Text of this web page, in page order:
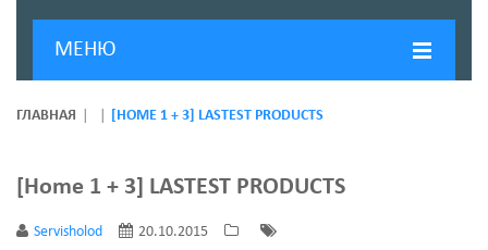
МЕНЮ
ГЛАВНАЯ
О КОМПАНИИ
НОВОСТИ
ГЛАВНАЯ [HOME 1 + 3] LASTEST PRODUCTS
[Home 1 + 3] LASTEST PRODUCTS
Servisholod 20.10.2015